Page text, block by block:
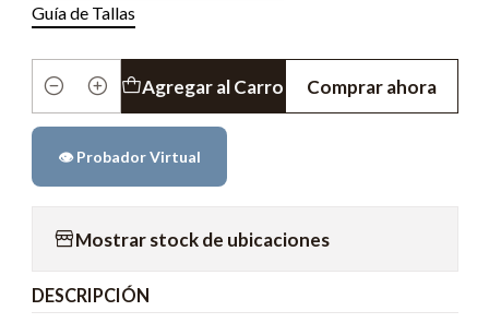
Guía de Tallas
Cantidad
Agregar al Carro Comprar ahora
👁️ Probador Virtual
Mostrar stock de ubicaciones
DESCRIPCIÓN